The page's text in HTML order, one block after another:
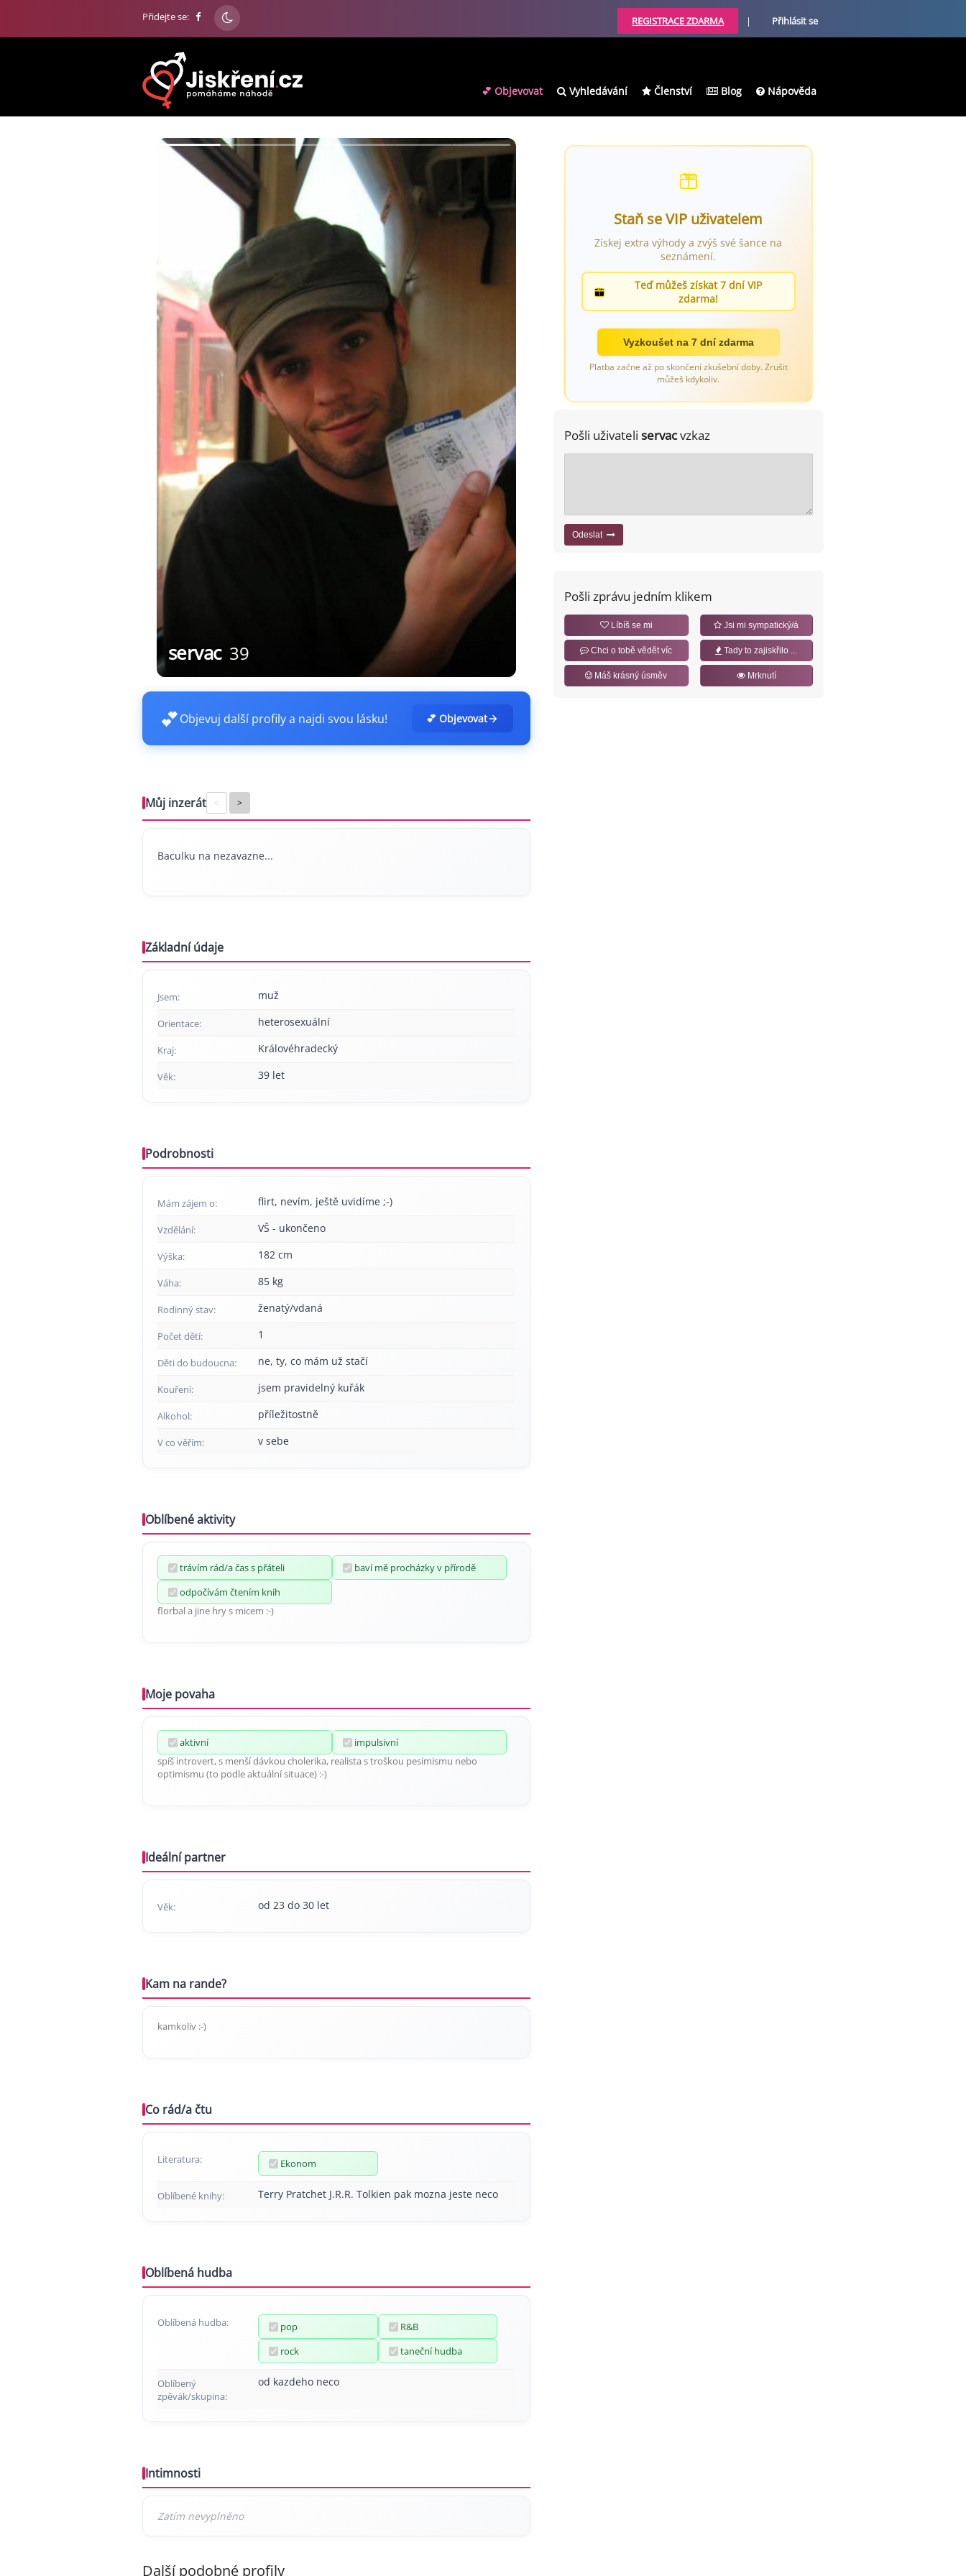
Přidejte se: REGISTRACE ZDARMA | Přihlásit se
💕 Objevovat Vyhledávání Členství Blog Nápověda
servac 39
💕Objevuj další profily a najdi svou lásku! 💕 Objevovat
Můj inzerát < >
Baculku na nezavazne...
Základní údaje
Jsem: muž
Orientace: heterosexuální
Kraj: Královéhradecký
Věk: 39 let
Podrobnosti
Mám zájem o: flirt, nevím, ještě uvidíme ;-)
Vzdělání: VŠ - ukončeno
Výška: 182 cm
Váha: 85 kg
Rodinný stav: ženatý/vdaná
Počet dětí: 1
Děti do budoucna: ne, ty, co mám už stačí
Kouření: jsem pravidelný kuřák
Alkohol: příležitostně
V co věřím: v sebe
Oblíbené aktivity
trávím rád/a čas s přáteli
baví mě procházky v přírodě
odpočívám čtením knih
florbal a jine hry s micem :-)
Moje povaha
aktivní
impulsivní
spíš introvert, s menší dávkou cholerika, realista s troškou pesimismu nebo
optimismu (to podle aktuální situace) :-)
Ideální partner
Věk: od 23 do 30 let
Kam na rande?
kamkoliv :-)
Co rád/a čtu
Literatura: Ekonom
Oblíbené knihy: Terry Pratchet J.R.R. Tolkien pak mozna jeste neco
Oblíbená hudba
Oblíbená hudba: pop
R&B
rock
taneční hudba
Oblíbený
zpěvák/skupina:
od kazdeho neco
Intimnosti
Staň se VIP uživatelem
Získej extra výhody a zvýš své šance na
seznámení.
Teď můžeš získat 7 dní VIP
zdarma!
Vyzkoušet na 7 dní zdarma
Platba začne až po skončení zkušební doby. Zrušit
můžeš kdykoliv.
Pošli uživateli servacvzkaz
Odeslat
Pošli zprávu jedním klikem
Líbíš se mi Jsi mi sympatický/á
Chci o tobě vědět víc Tady to zajiskřilo ...
Máš krásný úsměv Mrknutí
Další podobné profily